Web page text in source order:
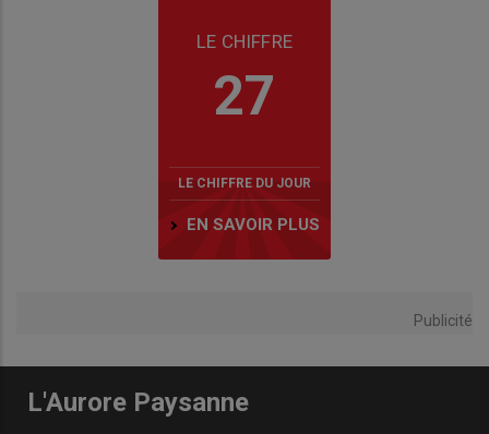
LE CHIFFRE
27
LE CHIFFRE DU JOUR
EN SAVOIR PLUS
Publicité
L'Aurore Paysanne